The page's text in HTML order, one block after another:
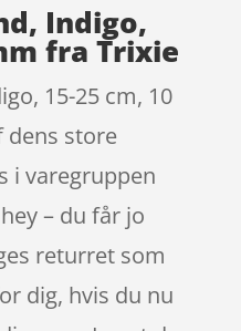
Indigo,
fra Trixie
15-25 cm, 10
dens store
i varegruppen
– du får jo
returret som
dig, hvis du nu